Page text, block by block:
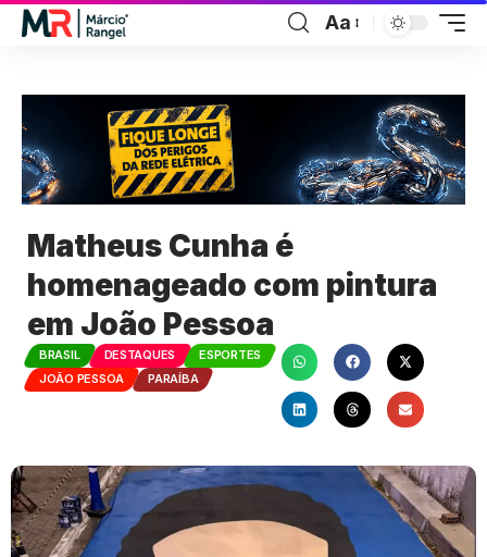
Aa
Matheus Cunha é
homenageado com pintura
em João Pessoa
BRASIL DESTAQUES
ESPORTES
JOÃO PESSOA
PARAÍBA